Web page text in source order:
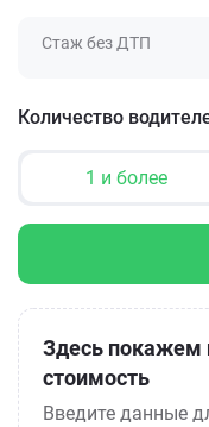
Стаж без ДТП
Количество
1 и более
Здесь покажем
стоимость
Введите данные